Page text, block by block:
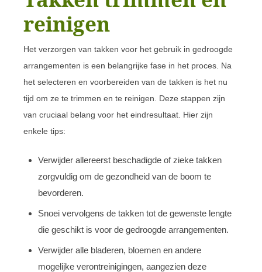
reinigen
Het verzorgen van takken voor het gebruik in gedroogde
arrangementen is een belangrijke fase in het proces. Na
het selecteren en voorbereiden van de takken is het nu
tijd om ze te trimmen en te reinigen. Deze stappen zijn
van cruciaal belang voor het eindresultaat. Hier zijn
enkele tips:
Verwijder allereerst beschadigde of zieke takken
zorgvuldig om de gezondheid van de boom te
bevorderen.
Snoei vervolgens de takken tot de gewenste lengte
die geschikt is voor de gedroogde arrangementen.
Verwijder alle bladeren, bloemen en andere
mogelijke verontreinigingen, aangezien deze